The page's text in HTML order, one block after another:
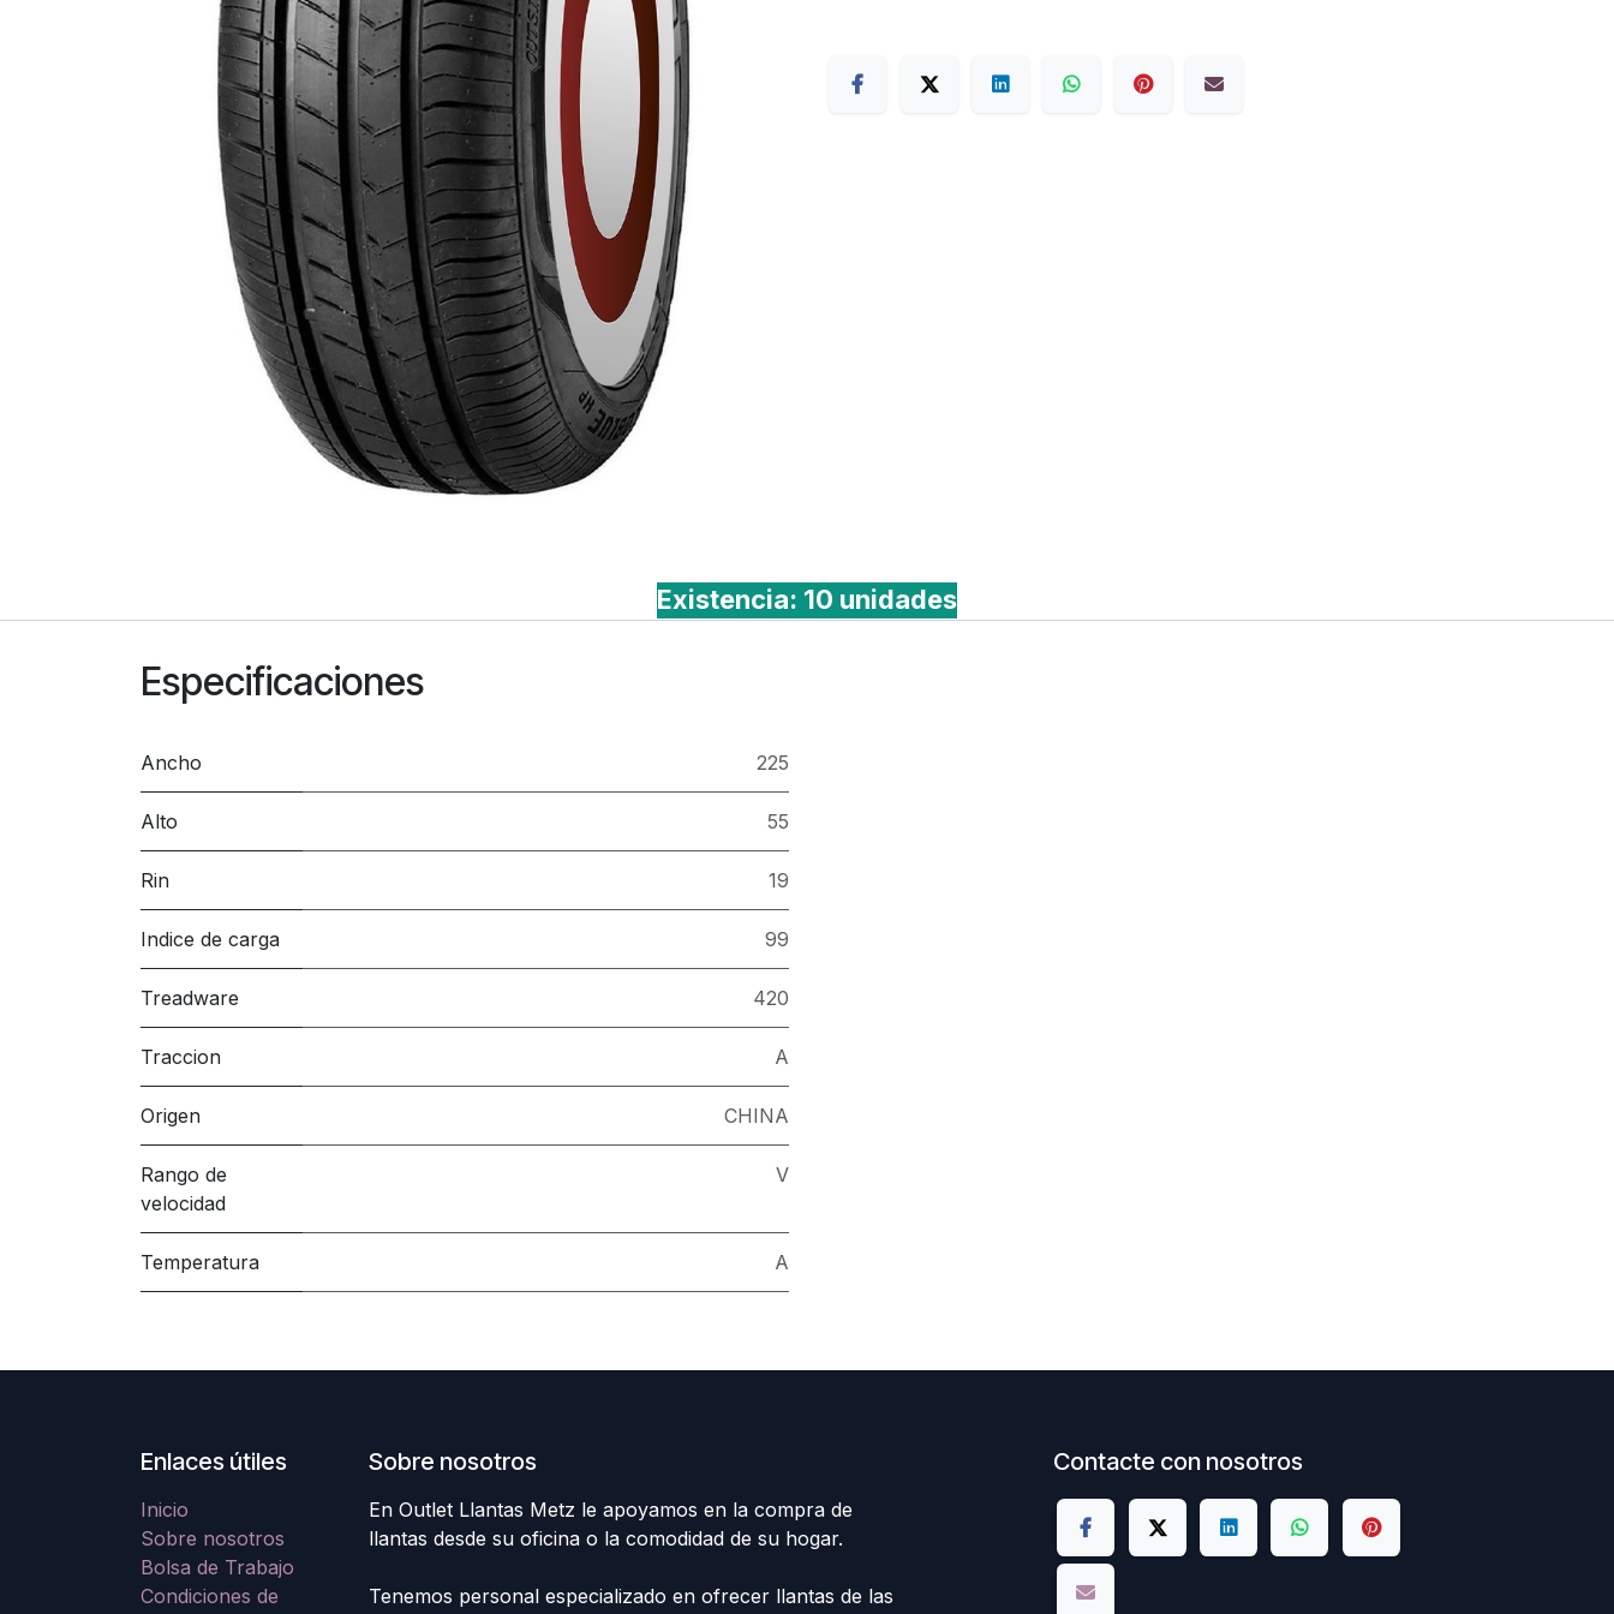
Existencia: 10 unidades
Especificaciones
Ancho 225
Alto 55
Rin 19
Indice de carga 99
Treadware 420
Traccion A
Origen CHINA
Rango de
velocidad
V
Temperatura A
Enlaces útiles
Inicio
Sobre nosotros
Bolsa de Trabajo
Condiciones de
Sobre nosotros
En Outlet Llantas Metz le apoyamos en la compra de
llantas desde su oficina o la comodidad de su hogar.
Tenemos personal especializado en ofrecer llantas de las
Contacte con nosotros